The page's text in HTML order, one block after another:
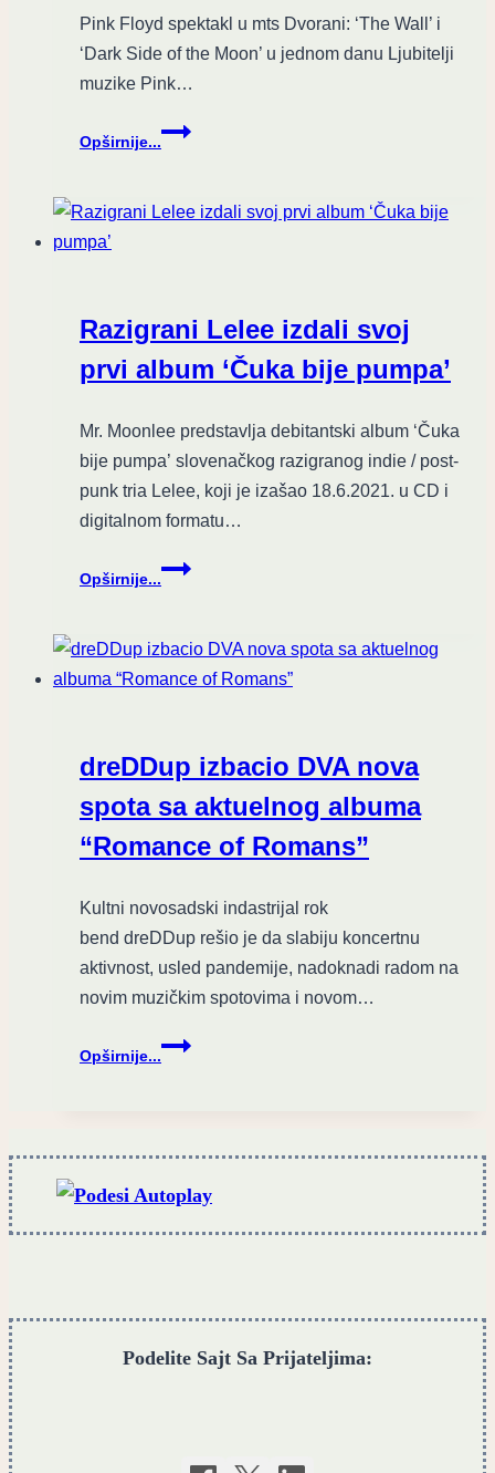
Pink Floyd spektakl u mts Dvorani: ‘The Wall’ i
‘Dark Side of the Moon’ u jednom danu Ljubitelji
muzike Pink…
Opširnije...
Dvojni
spektakl:
Wall”
of
the
Moon”
mts
Dvorani
Razigrani Lelee izdali svoj
prvi album ‘Čuka bije pumpa’
Mr. Moonlee predstavlja debitantski album ‘Čuka
bije pumpa’ slovenačkog razigranog indie / post-
punk tria Lelee, koji je izašao 18.6.2021. u CD i
digitalnom formatu…
Opširnije...
Razigrani
Lelee
svoj
album
pumpa’
dreDDup izbacio DVA nova
spota sa aktuelnog albuma
“Romance of Romans”
Kultni novosadski indastrijal rok
bend dreDDup rešio je da slabiju koncertnu
aktivnost, usled pandemije, nadoknadi radom na
novim muzičkim spotovima i novom…
Opširnije...
dreDDup
izbacio
aktuelnog
Podelite Sajt Sa Prijateljima: